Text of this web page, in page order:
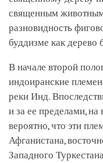
священным
разновидность
буддизме как дерево
В начале второй
индоиранские
реки Инд.
и за ее пределами, на
вероятно, что эти
Афганистана,
Западного